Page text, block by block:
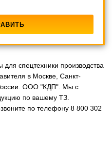
спецтехники производства
в Москве, Санкт-
России. ООО "КДП". Мы с
по вашему ТЗ.
по телефону 8 800 302